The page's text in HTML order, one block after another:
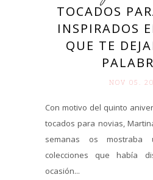
TOCADOS
INSPIRADOS
QUE TE
NOV 05.
Con motivo del quinto
tocados para novias,
semanas os
colecciones que había
ocasión...